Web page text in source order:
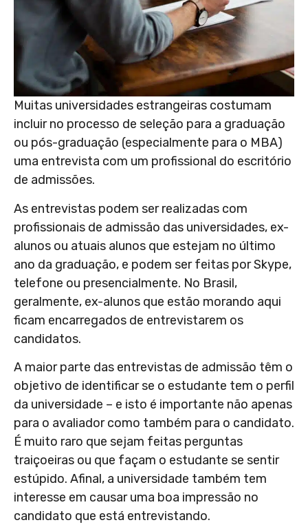
Muitas universidades estrangeiras costumam
incluir no processo de seleção para a graduação
ou pós-graduação (especialmente para o MBA)
uma entrevista com um profissional do escritório
de admissões.
As entrevistas podem ser realizadas com
profissionais de admissão das universidades, ex-
alunos ou atuais alunos que estejam no último
ano da graduação, e podem ser feitas por Skype,
telefone ou presencialmente. No Brasil,
geralmente, ex-alunos que estão morando aqui
ficam encarregados de entrevistarem os
candidatos.
A maior parte das entrevistas de admissão têm o
objetivo de identificar se o estudante tem o perfil
da universidade – e isto é importante não apenas
para o avaliador como também para o candidato.
É muito raro que sejam feitas perguntas
traiçoeiras ou que façam o estudante se sentir
estúpido. Afinal, a universidade também tem
interesse em causar uma boa impressão no
candidato que está entrevistando.